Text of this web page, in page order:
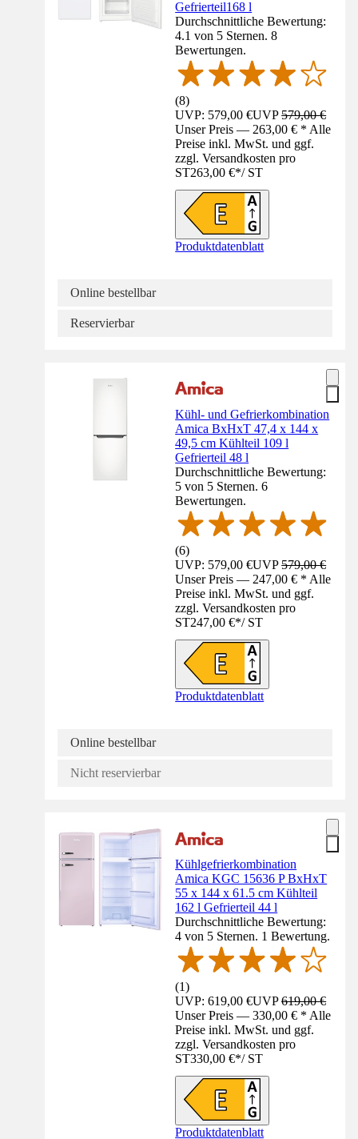
Gefrierteil168 l
Durchschnittliche Bewertung:
4.1 von 5 Sternen. 8
Bewertungen.
(8)
UVP: 579,00 €UVP579,00 €
Unser Preis — 263,00 € * Alle
Preise inkl. MwSt. und ggf.
zzgl. Versandkosten pro
ST263,00 €*/ ST
Produktdatenblatt
Online bestellbar
Reservierbar
Kühl- und Gefrierkombination
Amica BxHxT 47,4 x 144 x
49,5 cm Kühlteil 109 l
Gefrierteil 48 l
Durchschnittliche Bewertung:
5 von 5 Sternen. 6
Bewertungen.
(6)
UVP: 579,00 €UVP579,00 €
Unser Preis — 247,00 € * Alle
Preise inkl. MwSt. und ggf.
zzgl. Versandkosten pro
ST247,00 €*/ ST
Produktdatenblatt
Online bestellbar
Nicht reservierbar
Kühlgefrierkombination
Amica KGC 15636 P BxHxT
55 x 144 x 61.5 cm Kühlteil
162 l Gefrierteil 44 l
Durchschnittliche Bewertung:
4 von 5 Sternen. 1 Bewertung.
(1)
UVP: 619,00 €UVP619,00 €
Unser Preis — 330,00 € * Alle
Preise inkl. MwSt. und ggf.
zzgl. Versandkosten pro
ST330,00 €*/ ST
Produktdatenblatt